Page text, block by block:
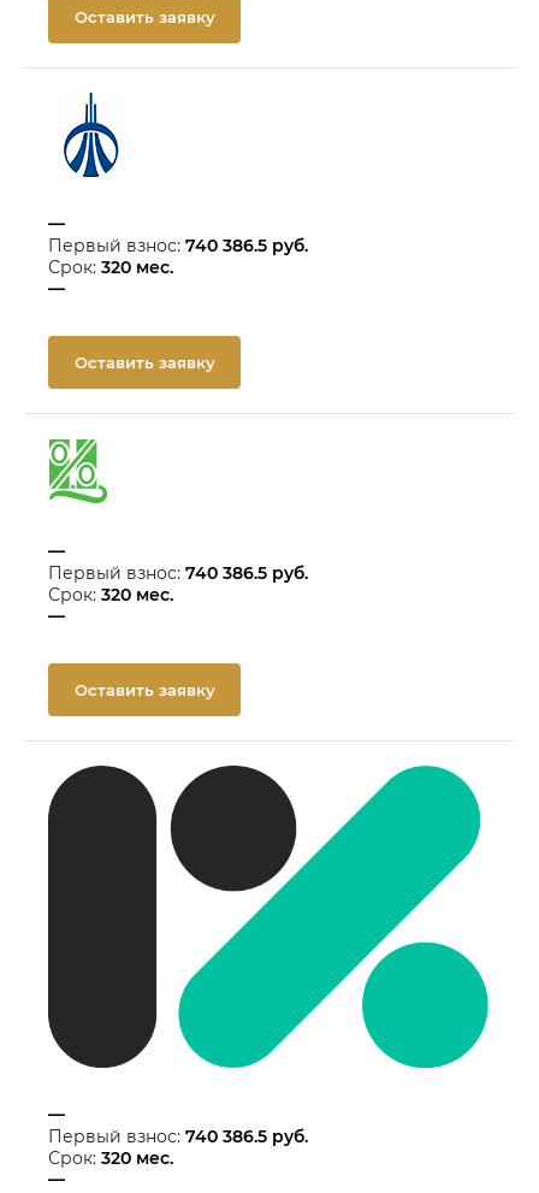
Оставить заявку
—
Первый взнос: 740 386.5 руб.
Срок: 320 мес.
—
Оставить заявку
—
Первый взнос: 740 386.5 руб.
Срок: 320 мес.
—
Оставить заявку
—
Первый взнос: 740 386.5 руб.
Срок: 320 мес.
—